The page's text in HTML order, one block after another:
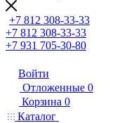
+7 812 308-33-33
+7 812 308-33-33
+7 931 705-30-80
Войти
Отложенные 0
Корзина 0
Каталог